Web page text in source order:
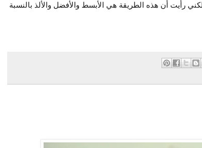
رأيت أن هذه الطريقة هي الأبسط والأفضل والألذ بالنسبة